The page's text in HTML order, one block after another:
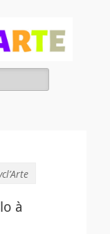
faire
même et
les
déchets
à